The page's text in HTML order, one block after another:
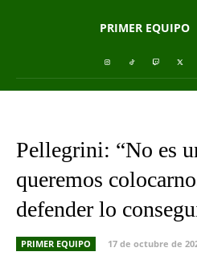
PRIMER EQUIPO
Pellegrini: “No es
queremos
defender lo
PRIMER EQUIPO 17 de octubre de